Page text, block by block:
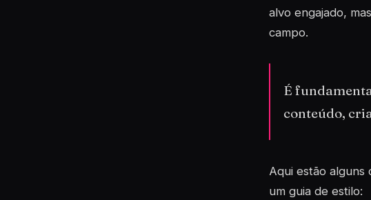
alvo engajado,
campo.
É
conteúdo,
Aqui estão alguns
um guia de estilo: